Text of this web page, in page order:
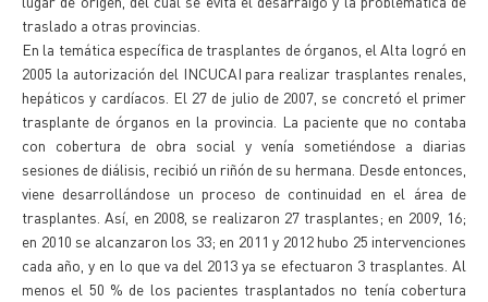
traslado a otras provincias.
En la temática específica de trasplantes de órganos, el Alta logró en
2005 la autorización del INCUCAI para realizar trasplantes renales,
hepáticos y cardíacos. El 27 de julio de 2007, se concretó el primer
trasplante de órganos en la provincia. La paciente que no contaba
con cobertura de obra social y venía sometiéndose a diarias
sesiones de diálisis, recibió un riñón de su hermana. Desde entonces,
viene desarrollándose un proceso de continuidad en el área de
trasplantes. Así, en 2008, se realizaron 27 trasplantes; en 2009, 16;
en 2010 se alcanzaron los 33; en 2011 y 2012 hubo 25 intervenciones
cada año, y en lo que va del 2013 ya se efectuaron 3 trasplantes. Al
menos el 50 % de los pacientes trasplantados no tenía cobertura